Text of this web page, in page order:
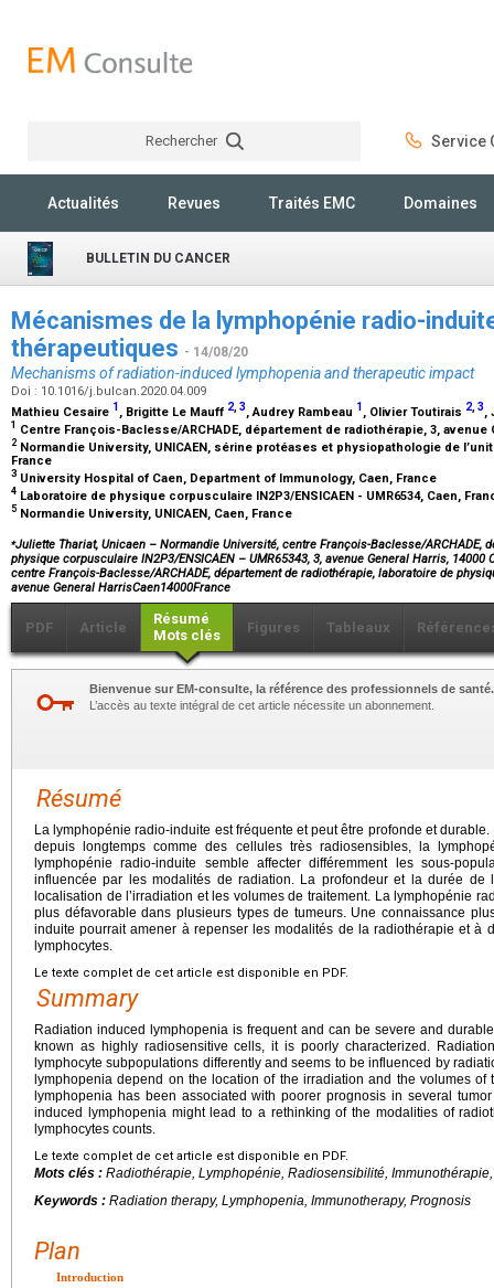
Rechercher Service
Actualités Revues Traités EMC Domaines
BULLETIN DU CANCER
Mécanismes de la lymphopénie radio-
thérapeutiques - 14/08/20
Mechanisms of radiation-induced lymphopenia and therapeutic impact
Doi : 10.1016/j.bulcan.2020.04.009
Mathieu Cesaire 1 , Brigitte Le Mauff 2,3, Audrey Rambeau 1 , Olivier Toutirais 2,3,
1 Centre François-Baclesse/ARCHADE, département de radiothérapie, 3, avenue
2 Normandie University, UNICAEN, sérine protéases et physiopathologie de
France
3 University Hospital of Caen, Department of Immunology, Caen, France
4 Laboratoire de physique corpusculaire IN2P3/ENSICAEN - UMR6534, Caen,
5 Normandie University, UNICAEN, Caen, France
⁎Juliette Thariat, Unicaen – Normandie Université, centre François-Baclesse/ARCHADE,
physique corpusculaire IN2P3/ENSICAEN – UMR65343, 3, avenue General Harris,
centre François-Baclesse/ARCHADE, département de radiothérapie, laboratoire de
avenue General HarrisCaen14000France
PDF Article
Résumé
Mots clés
Figures Tableaux
Bienvenue sur EM-consulte, la référence des professionnels de santé.
L’accès au texte intégral de cet article nécessite un abonnement.
Résumé
La lymphopénie radio-induite est fréquente et peut être profonde et
depuis longtemps comme des cellules très radiosensibles, la
lymphopénie radio-induite semble affecter différemment les sous-
influencée par les modalités de radiation. La profondeur et la durée de
localisation de l’irradiation et les volumes de traitement. La lymphopénie
plus défavorable dans plusieurs types de tumeurs. Une connaissance
induite pourrait amener à repenser les modalités de la radiothérapie et à
lymphocytes.
Le texte complet de cet article est disponible en PDF.
Summary
Radiation induced lymphopenia is frequent and can be severe and
known as highly radiosensitive cells, it is poorly characterized.
lymphocyte subpopulations differently and seems to be influenced by
lymphopenia depend on the location of the irradiation and the volumes of
lymphopenia has been associated with poorer prognosis in several
induced lymphopenia might lead to a rethinking of the modalities of
lymphocytes counts.
Le texte complet de cet article est disponible en PDF.
Mots clés : Radiothérapie, Lymphopénie, Radiosensibilité,
Keywords : Radiation therapy, Lymphopenia, Immunotherapy, Prognosis
Plan
Introduction